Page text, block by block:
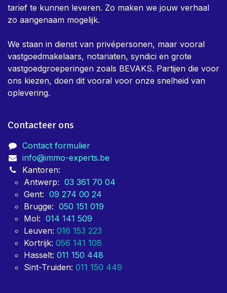
tarief te kunnen leveren. Zo maken we jouw verhaal
zo aangenaam mogelijk.
We staan in dienst van privépersonen, maar vooral
vastgoedmakelaars, notariaten, syndici en grote
vastgoedgroeperingen zoals BEVAKS. Partijen die voor
ons kiezen, doen dit vooral voor onze snelheid van
oplevering.
Contacteer ons
Contact formulier
info@immo-experts.be
Kantoren:
Antwerp: 03 361 70 04
Gent: 09 274 00 24
Brugge: 050 151 019
Mol: 014 141 509
Leuven: 016 153 223
Kortrijk: 056 141 108
Hasselt: 011 150 448
Sint-Truiden: 011 150 449